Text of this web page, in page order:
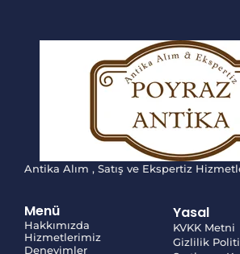
Antika Alım , Satış ve Ekspertiz
Menü
Hakkımızda
Hizmetlerimiz
Deneyimler
Yasal
KVKK Metni
Gizlilik